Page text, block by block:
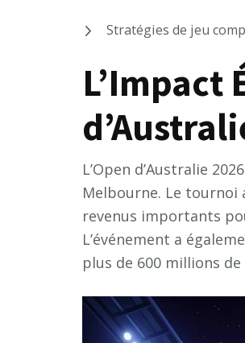
Stratégies de jeu
L’Impact
L’Open d’Australie
Melbourne. Le tournoi
revenus importants
L’événement a
plus de 600 millions